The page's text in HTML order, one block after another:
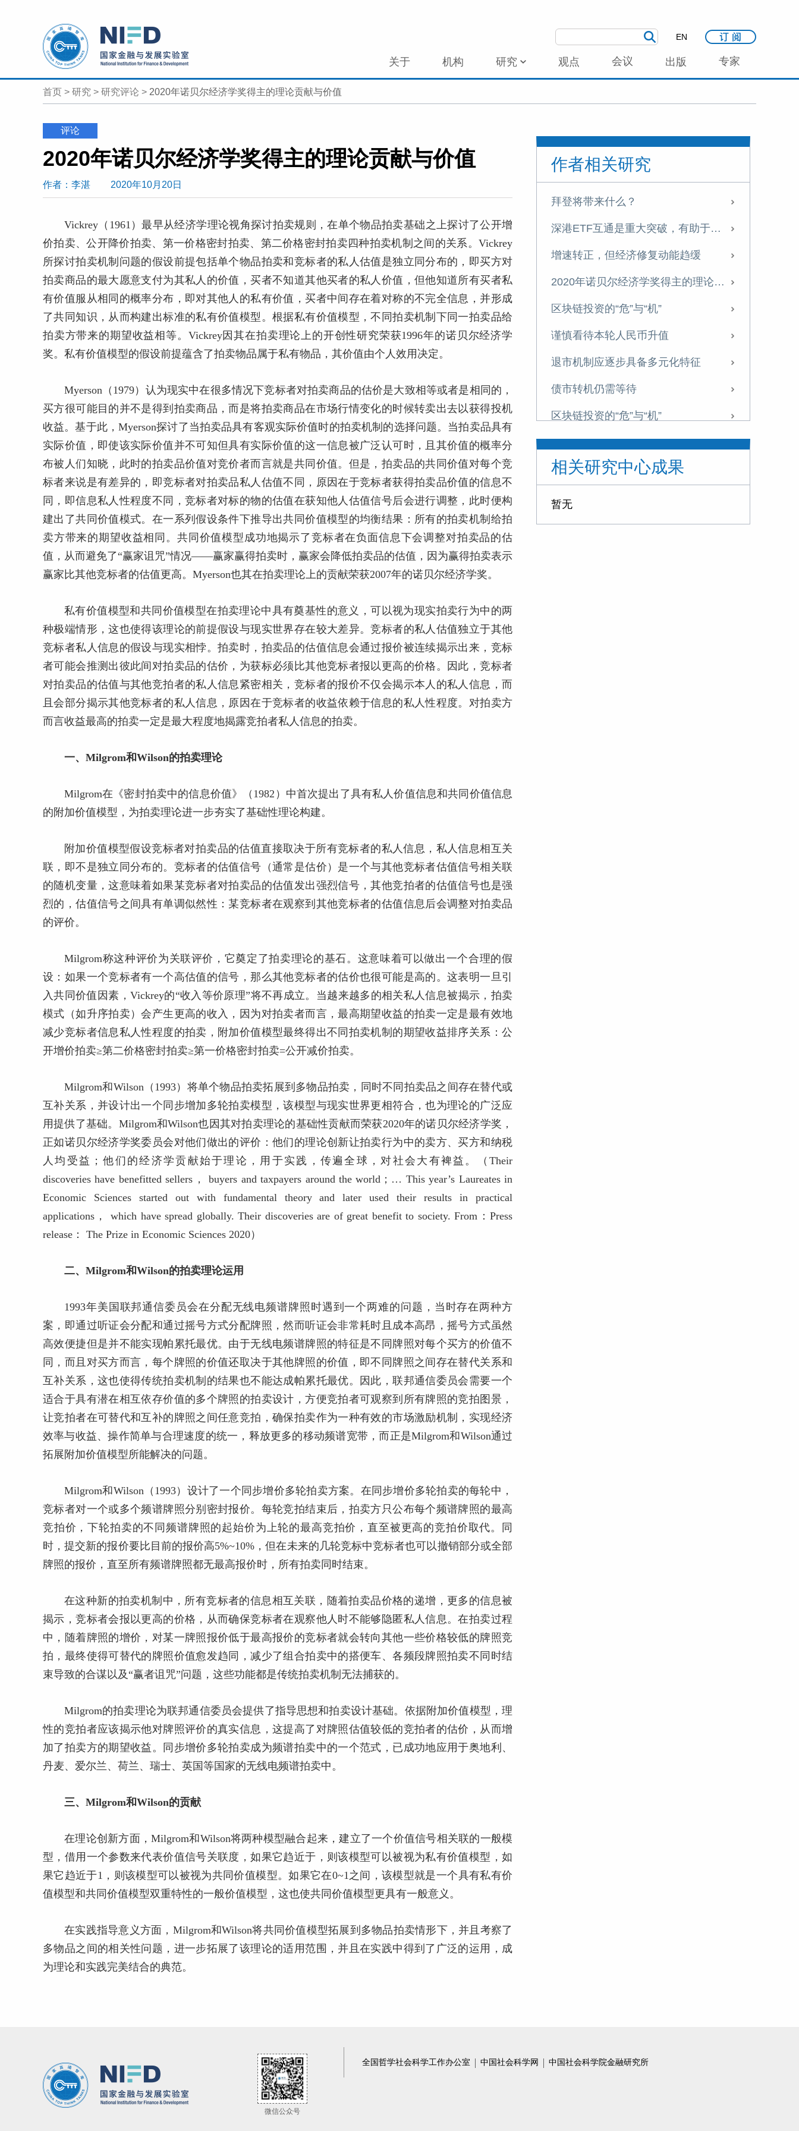
EN
关于 机构 研究 观点 会议 出版 专家
首页 > 研究 > 研究评论 > 2020年诺贝尔经济学奖得主的理论贡献与价值
评论
2020年诺贝尔经济学奖得主的理论贡献与价值
作者 ：李湛 2020年10月20日
Vickrey（1961）最早从经济学理论视角探讨拍卖规则，在单个物品拍卖基础之上探讨了公开增
价拍卖、公开降价拍卖、第一价格密封拍卖、第二价格密封拍卖四种拍卖机制之间的关系。Vickrey
所探讨拍卖机制问题的假设前提包括单个物品拍卖和竞标者的私人估值是独立同分布的，即买方对
拍卖商品的最大愿意支付为其私人的价值，买者不知道其他买者的私人价值，但他知道所有买者私
有价值服从相同的概率分布，即对其他人的私有价值，买者中间存在着对称的不完全信息，并形成
了共同知识，从而构建出标准的私有价值模型。根据私有价值模型，不同拍卖机制下同一拍卖品给
拍卖方带来的期望收益相等。Vickrey因其在拍卖理论上的开创性研究荣获1996年的诺贝尔经济学
奖。私有价值模型的假设前提蕴含了拍卖物品属于私有物品，其价值由个人效用决定。
Myerson（1979）认为现实中在很多情况下竞标者对拍卖商品的估价是大致相等或者是相同的，
买方很可能目的并不是得到拍卖商品，而是将拍卖商品在市场行情变化的时候转卖出去以获得投机
收益。基于此，Myerson探讨了当拍卖品具有客观实际价值时的拍卖机制的选择问题。当拍卖品具有
实际价值，即使该实际价值并不可知但具有实际价值的这一信息被广泛认可时，且其价值的概率分
布被人们知晓，此时的拍卖品价值对竞价者而言就是共同价值。但是，拍卖品的共同价值对每个竞
标者来说是有差异的，即竞标者对拍卖品私人估值不同，原因在于竞标者获得拍卖品价值的信息不
同，即信息私人性程度不同，竞标者对标的物的估值在获知他人估值信号后会进行调整，此时便构
建出了共同价值模式。在一系列假设条件下推导出共同价值模型的均衡结果：所有的拍卖机制给拍
卖方带来的期望收益相同。共同价值模型成功地揭示了竞标者在负面信息下会调整对拍卖品的估
值，从而避免了“赢家诅咒”情况——赢家赢得拍卖时，赢家会降低拍卖品的估值，因为赢得拍卖表示
赢家比其他竞标者的估值更高。Myerson也其在拍卖理论上的贡献荣获2007年的诺贝尔经济学奖。
私有价值模型和共同价值模型在拍卖理论中具有奠基性的意义，可以视为现实拍卖行为中的两
种极端情形，这也使得该理论的前提假设与现实世界存在较大差异。竞标者的私人估值独立于其他
竞标者私人信息的假设与现实相悖。拍卖时，拍卖品的估值信息会通过报价被连续揭示出来，竞标
者可能会推测出彼此间对拍卖品的估价，为获标必须比其他竞标者报以更高的价格。因此，竞标者
对拍卖品的估值与其他竞拍者的私人信息紧密相关，竞标者的报价不仅会揭示本人的私人信息，而
且会部分揭示其他竞标者的私人信息，原因在于竞标者的收益依赖于信息的私人性程度。对拍卖方
而言收益最高的拍卖一定是最大程度地揭露竞拍者私人信息的拍卖。
一、Milgrom和Wilson的拍卖理论
Milgrom在《密封拍卖中的信息价值》（1982）中首次提出了具有私人价值信息和共同价值信息
的附加价值模型，为拍卖理论进一步夯实了基础性理论构建。
附加价值模型假设竞标者对拍卖品的估值直接取决于所有竞标者的私人信息，私人信息相互关
联，即不是独立同分布的。竞标者的估值信号（通常是估价）是一个与其他竞标者估值信号相关联
的随机变量，这意味着如果某竞标者对拍卖品的估值发出强烈信号，其他竞拍者的估值信号也是强
烈的，估值信号之间具有单调似然性：某竞标者在观察到其他竞标者的估值信息后会调整对拍卖品
的评价。
Milgrom称这种评价为关联评价，它奠定了拍卖理论的基石。这意味着可以做出一个合理的假
设：如果一个竞标者有一个高估值的信号，那么其他竞标者的估价也很可能是高的。这表明一旦引
入共同价值因素，Vickrey的“收入等价原理”将不再成立。当越来越多的相关私人信息被揭示，拍卖
模式（如升序拍卖）会产生更高的收入，因为对拍卖者而言，最高期望收益的拍卖一定是最有效地
减少竞标者信息私人性程度的拍卖，附加价值模型最终得出不同拍卖机制的期望收益排序关系：公
开增价拍卖≥第二价格密封拍卖≥第一价格密封拍卖=公开减价拍卖。
Milgrom和Wilson（1993）将单个物品拍卖拓展到多物品拍卖，同时不同拍卖品之间存在替代或
互补关系，并设计出一个同步增加多轮拍卖模型，该模型与现实世界更相符合，也为理论的广泛应
用提供了基础。Milgrom和Wilson也因其对拍卖理论的基础性贡献而荣获2020年的诺贝尔经济学奖，
正如诺贝尔经济学奖委员会对他们做出的评价：他们的理论创新让拍卖行为中的卖方、买方和纳税
人均受益；他们的经济学贡献始于理论，用于实践，传遍全球，对社会大有裨益。（Their
discoveries have benefitted sellers， buyers and taxpayers around the world；… This year’s Laureates in
Economic Sciences started out with fundamental theory and later used their results in practical
applications， which have spread globally. Their discoveries are of great benefit to society. From：Press
release： The Prize in Economic Sciences 2020）
二、Milgrom和Wilson的拍卖理论运用
1993年美国联邦通信委员会在分配无线电频谱牌照时遇到一个两难的问题，当时存在两种方
案，即通过听证会分配和通过摇号方式分配牌照，然而听证会非常耗时且成本高昂，摇号方式虽然
高效便捷但是并不能实现帕累托最优。由于无线电频谱牌照的特征是不同牌照对每个买方的价值不
同，而且对买方而言，每个牌照的价值还取决于其他牌照的价值，即不同牌照之间存在替代关系和
互补关系，这也使得传统拍卖机制的结果也不能达成帕累托最优。因此，联邦通信委员会需要一个
适合于具有潜在相互依存价值的多个牌照的拍卖设计，方便竞拍者可观察到所有牌照的竞拍图景，
让竞拍者在可替代和互补的牌照之间任意竞拍，确保拍卖作为一种有效的市场激励机制，实现经济
效率与收益、操作简单与合理速度的统一，释放更多的移动频谱宽带，而正是Milgrom和Wilson通过
拓展附加价值模型所能解决的问题。
Milgrom和Wilson（1993）设计了一个同步增价多轮拍卖方案。在同步增价多轮拍卖的每轮中，
竞标者对一个或多个频谱牌照分别密封报价。每轮竞拍结束后，拍卖方只公布每个频谱牌照的最高
竞拍价，下轮拍卖的不同频谱牌照的起始价为上轮的最高竞拍价，直至被更高的竞拍价取代。同
时，提交新的报价要比目前的报价高5%~10%，但在未来的几轮竞标中竞标者也可以撤销部分或全部
牌照的报价，直至所有频谱牌照都无最高报价时，所有拍卖同时结束。
在这种新的拍卖机制中，所有竞标者的信息相互关联，随着拍卖品价格的递增，更多的信息被
揭示，竞标者会报以更高的价格，从而确保竞标者在观察他人时不能够隐匿私人信息。在拍卖过程
中，随着牌照的增价，对某一牌照报价低于最高报价的竞标者就会转向其他一些价格较低的牌照竞
拍，最终使得可替代的牌照价值愈发趋同，减少了组合拍卖中的搭便车、各频段牌照拍卖不同时结
束导致的合谋以及“赢者诅咒”问题，这些功能都是传统拍卖机制无法捕获的。
Milgrom的拍卖理论为联邦通信委员会提供了指导思想和拍卖设计基础。依据附加价值模型，理
性的竞拍者应该揭示他对牌照评价的真实信息，这提高了对牌照估值较低的竞拍者的估价，从而增
加了拍卖方的期望收益。同步增价多轮拍卖成为频谱拍卖中的一个范式，已成功地应用于奥地利、
丹麦、爱尔兰、荷兰、瑞士、英国等国家的无线电频谱拍卖中。
三、Milgrom和Wilson的贡献
在理论创新方面，Milgrom和Wilson将两种模型融合起来，建立了一个价值信号相关联的一般模
型，借用一个参数来代表价值信号关联度，如果它趋近于，则该模型可以被视为私有价值模型，如
果它趋近于1，则该模型可以被视为共同价值模型。如果它在0~1之间，该模型就是一个具有私有价
值模型和共同价值模型双重特性的一般价值模型，这也使共同价值模型更具有一般意义。
在实践指导意义方面，Milgrom和Wilson将共同价值模型拓展到多物品拍卖情形下，并且考察了
多物品之间的相关性问题，进一步拓展了该理论的适用范围，并且在实践中得到了广泛的运用，成
为理论和实践完美结合的典范。
作者相关研究
拜登将带来什么？
深港ETF互通是重大突破，有助于A股国际化
增速转正，但经济修复动能趋缓
2020年诺贝尔经济学奖得主的理论贡献与价值
区块链投资的“危”与“机”
谨慎看待本轮人民币升值
退市机制应逐步具备多元化特征
债市转机仍需等待
区块链投资的“危”与“机”
日本首相更替对中日关系的影响及应对
如何看待重点房企资金监管
政策持稳 债市震荡
李湛对中国宏观经济三季度展望：内需挖潜是关键
相关研究中心成果
暂无
微信公众号
全国哲学社会科学工作办公室 中国社会科学网 中国社会科学院金融研究所